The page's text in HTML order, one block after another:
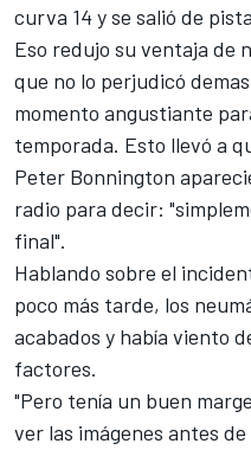
curva 14 y se salió de
Eso redujo su ventaja de
que no lo perjudicó
momento angustiante
temporada. Esto llevó a
Peter Bonnington
radio para decir:
final".
Hablando sobre el
poco más tarde, los
acabados y había viento
factores.
"Pero tenía un buen
ver las imágenes antes